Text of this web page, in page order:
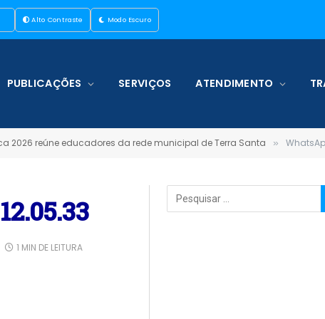
Alto Contraste Modo Escuro
PUBLICAÇÕES SERVIÇOS ATENDIMENTO
2026 reúne educadores da rede municipal de Terra Santa » WhatsApp
1 MIN DE LEITURA